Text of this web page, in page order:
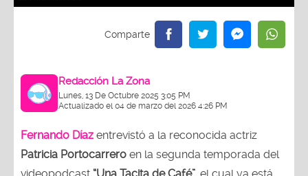
Redacción La Zona
Lunes, 13 De Octubre 2025 3:05 PM
Actualizado el 04 de marzo del 2026 4:26 PM
Fernando Díaz entrevistó a la reconocida actriz
Patricia Portocarrero en la segunda temporada del